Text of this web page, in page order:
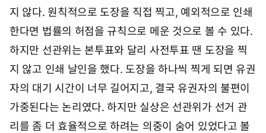
지 않다. 원칙적으로 도장을 직접 찍고, 예외적으로 인쇄
한다면 법률의 허점을 규칙으로 메운 것으로 볼 수 있다.
하지만 선관위는 본투표와 달리 사전투표 땐 도장을 찍
지 않고 인쇄 날인을 했다. 도장을 하나씩 찍게 되면 유권
자의 대기 시간이 너무 길어지고, 결국 유권자의 불편이
가중된다는 논리였다. 하지만 실상은 선관위가 선거 관
리를 좀 더 효율적으로 하려는 의중이 숨어 있었다고 볼